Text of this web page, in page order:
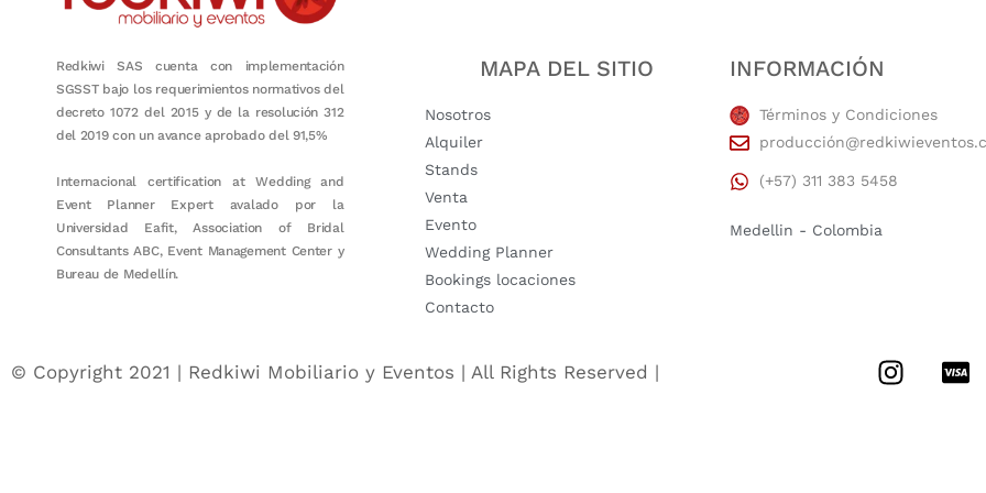
Redkiwi SAS cuenta con implementación
SGSST bajo los requerimientos normativos del
decreto 1072 del 2015 y de la resolución 312
del 2019 con un avance aprobado del 91,5%
Internacional certification at Wedding and
Event Planner Expert avalado por la
Universidad Eafit, Association of Bridal
Consultants ABC, Event Management Center y
Bureau de Medellín.
MAPA DEL SITIO
Nosotros
Alquiler
Stands
Venta
Evento
Wedding Planner
Bookings locaciones
Contacto
INFORMACIÓN
Términos y Condiciones
(+57) 311 383 5458
Medellin - Colombia
© Copyright 2021 | Redkiwi Mobiliario y Eventos | All Rights Reserved |